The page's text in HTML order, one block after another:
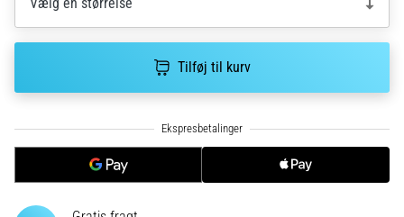
•
behandling
og
Tilføj til kurv